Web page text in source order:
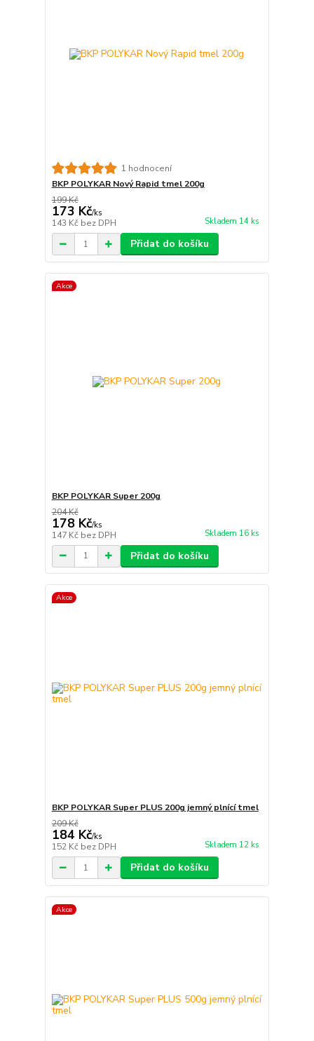
1 hodnocení
BKP POLYKAR Nový Rapid tmel 200g
199 Kč
173 Kč/ks
143 Kč bez DPH Skladem 14 ks
Přidat do košíku
Akce
BKP POLYKAR Super 200g
204 Kč
178 Kč/ks
147 Kč bez DPH Skladem 16 ks
Přidat do košíku
Akce
BKP POLYKAR Super PLUS 200g jemný plnící tmel
209 Kč
184 Kč/ks
152 Kč bez DPH Skladem 12 ks
Přidat do košíku
Akce